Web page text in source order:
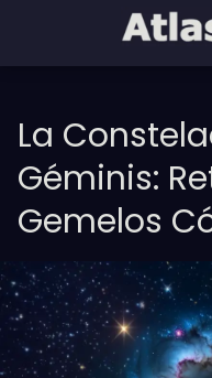
La
Géminis:
Gemelos